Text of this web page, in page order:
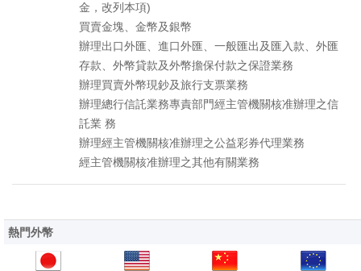
金，改列本項)
買賣金塊、金幣及銀幣
辦理出口外匯、進口外匯、一般匯出及匯入款、外匯
存款、外幣貸款及外幣擔保付款之保證業務
辦理買賣外幣現鈔及旅行支票業務
辦理總行信託業務專責部門經主管機關核准辦理之信
託業 務
辦理經主管機關核准辦理之公益彩券代理業務
經主管機關核准辦理之其他有關業務
熱門外幣